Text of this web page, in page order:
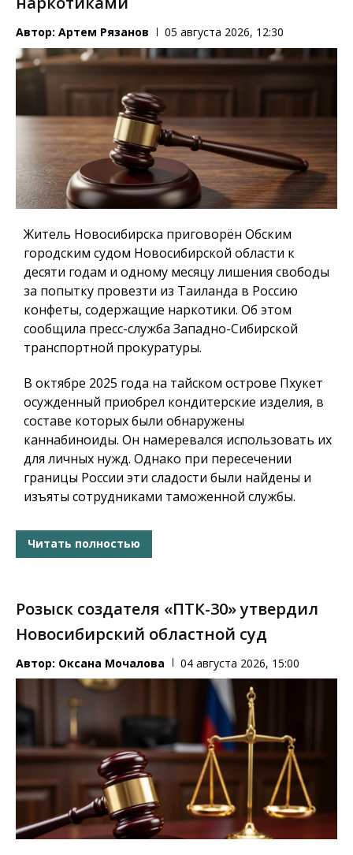
Автор: Артем Рязанов 05 августа 2026, 12:30
Житель Новосибирска приговорён Обским
городским судом Новосибирской области к
десяти годам и одному месяцу лишения свободы
за попытку провезти из Таиланда в Россию
конфеты, содержащие наркотики. Об этом
сообщила пресс-служба Западно-Сибирской
транспортной прокуратуры.
В октябре 2025 года на тайском острове Пхукет
осужденный приобрел кондитерские изделия, в
составе которых были обнаружены
каннабиноиды. Он намеревался использовать их
для личных нужд. Однако при пересечении
границы России эти сладости были найдены и
изъяты сотрудниками таможенной службы.
Читать полностью
Розыск создателя «ПТК-30» утвердил
Новосибирский областной суд
Автор: Оксана Мочалова 04 августа 2026, 15:00